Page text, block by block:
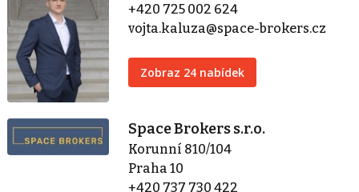
+420 725 002 624
vojta.kaluza@space-brokers.cz
Zobraz 24 nabídek
Space Brokers s.r.o.
Korunní 810/104
Praha 10
+420 737 730 422